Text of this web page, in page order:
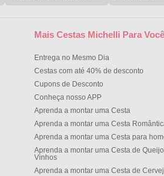
Mais Cestas Michelli Para Você
Entrega no Mesmo Dia
Cestas com até 40% de desconto
Cupons de Desconto
Conheça nosso APP
Aprenda a montar uma Cesta
Aprenda a montar uma Cesta
Aprenda a montar uma Cesta para
Aprenda a montar uma Cesta de
Vinhos
Aprenda a montar uma Cesta de